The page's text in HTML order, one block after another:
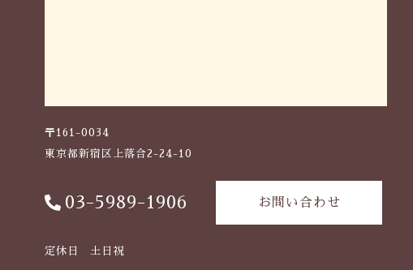
〒161-0034
東京都新宿区上落合2-24-10
03-5989-1906 お問い合わせ
定休日 土日祝